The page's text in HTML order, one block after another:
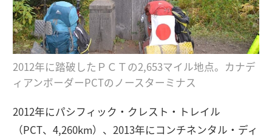
2012年に踏破したＰＣＴの2,653マイル地点。カナデ
ィアンボーダーPCTのノースターミナス
2012年にパシフィック・クレスト・トレイル
（PCT、4,260km）、2013年にコンチネンタル・ディ